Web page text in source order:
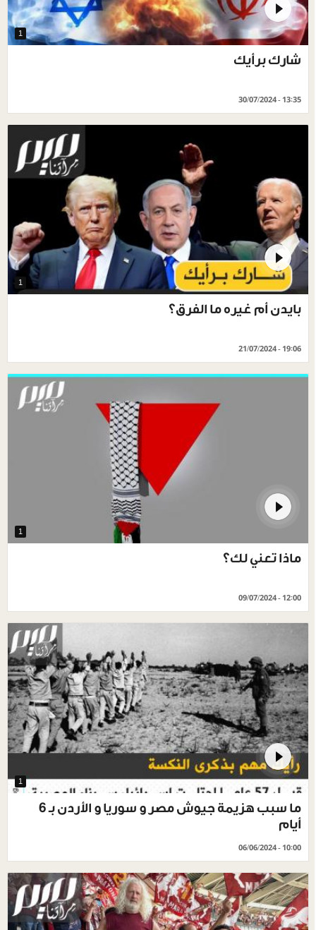
1
شارك برأيك
30/07/2024 - 13:35
1
بايدن أم غيره ما الفرق؟
21/07/2024 - 19:06
1
ماذا تعني لك؟
09/07/2024 - 12:00
1
ما سبب هزيمة جيوش مصر و سوريا و الأردن بـ 6
أيام
06/06/2024 - 10:00